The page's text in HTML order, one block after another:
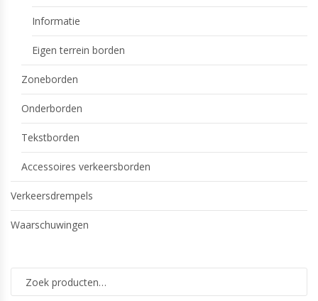
Informatie
Eigen terrein borden
Zoneborden
Onderborden
Tekstborden
Accessoires verkeersborden
Verkeersdrempels
Waarschuwingen